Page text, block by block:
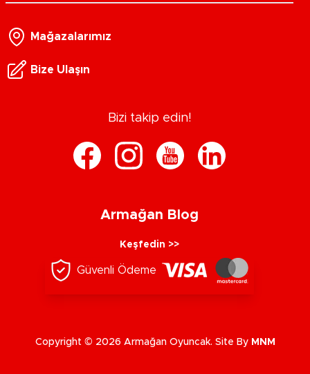
Mağazalarımız
Bize Ulaşın
Bizi takip edin!
Armağan Blog
Keşfedin >>
Güvenli Ödeme
Copyright © 2026 Armağan Oyuncak. Site By MNM